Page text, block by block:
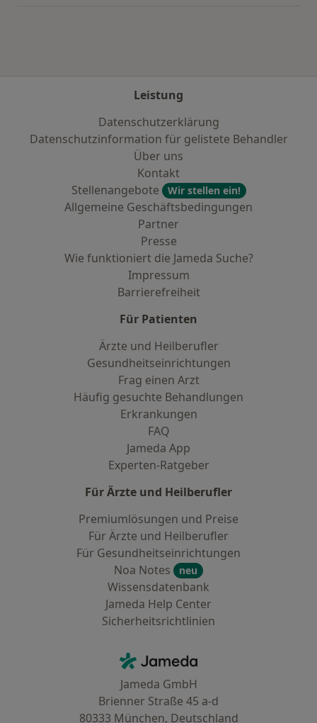
Leistung
Datenschutzerklärung
Datenschutzinformation für gelistete Behandler
Über uns
Kontakt
Stellenangebote
Wir stellen ein!
Allgemeine Geschäftsbedingungen
Partner
Presse
Wie funktioniert die Jameda Suche?
Impressum
Barrierefreiheit
Für Patienten
Ärzte und Heilberufler
Gesundheitseinrichtungen
Frag einen Arzt
Häufig gesuchte Behandlungen
Erkrankungen
FAQ
Jameda App
Experten-Ratgeber
Für Ärzte und Heilberufler
Premiumlösungen und Preise
Für Ärzte und Heilberufler
Für Gesundheitseinrichtungen
Noa Notes
neu
Wissensdatenbank
Jameda Help Center
Sicherheitsrichtlinien
Jameda - Startseite
Jameda GmbH
Brienner Straße 45 a-d
80333 München, Deutschland